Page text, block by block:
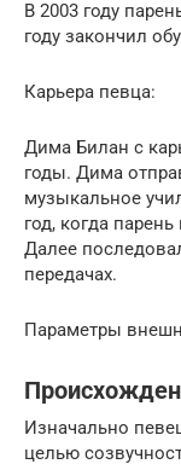
В 2003 году
году закончил
Карьера певца:
Дима Билан с
годы. Дима
музыкальное
год, когда
Далее
передачах.
Параметры
Изначально
целью